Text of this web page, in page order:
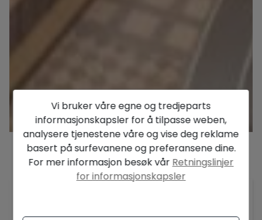
Beskrivelse
Vi bruker våre egne og tredjeparts
informasjonskapsler for å tilpasse weben,
analysere tjenestene våre og vise deg reklame
basert på surfevanene og preferansene dine.
For mer informasjon besøk vår Retningslinjer
for informasjonskapsler